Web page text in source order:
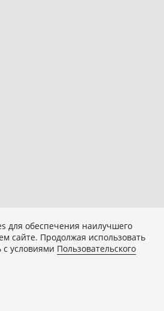
для обеспечения наилучшего
сайте. Продолжая использовать
с условиями Пользовательского